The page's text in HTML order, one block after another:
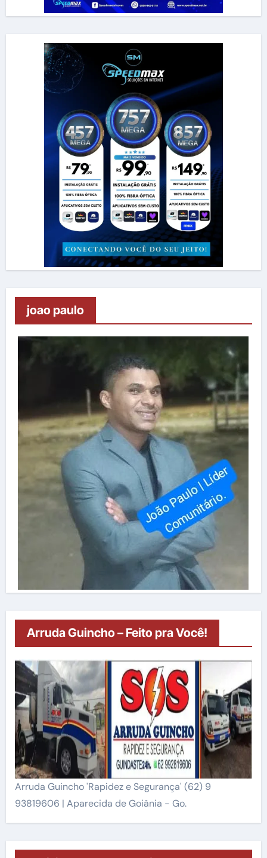
joao paulo
Arruda Guincho – Feito pra Você!
Arruda Guincho 'Rapidez e Segurança' (62) 9
93819606 | Aparecida de Goiânia - Go.